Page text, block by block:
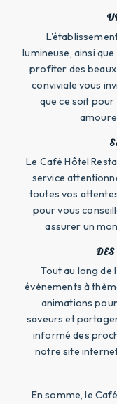
lumineuse, ainsi
profiter des
conviviale vous
que ce soit pour
Le Café Hôtel
service
toutes vos
pour vous
assurer un
DES
Tout au long de
événements à
animations
saveurs et
informé des
notre site
En somme, le